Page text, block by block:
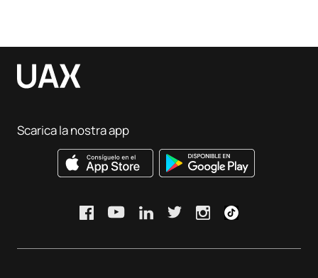
Scarica la nostra app